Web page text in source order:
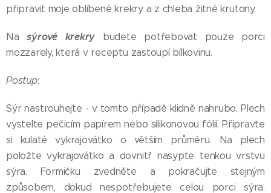
připravit moje oblíbené krekry a z chleba žitné krutony.
Na sýrové krekry budete potřebovat pouze porci
mozzarely, která v receptu zastoupí bílkovinu.
Postup:
Sýr nastrouhejte - v tomto případě klidně nahrubo. Plech
vystelte pečicím papírem nebo silikonovou fólií. Připravte
si kulaté vykrajovátko o větším průměru. Na plech
položte vykrajovátko a dovnitř nasypte tenkou vrstvu
sýra. Formičku zvedněte a pokračujte stejným
způsobem, dokud nespotřebujete celou porci sýra.